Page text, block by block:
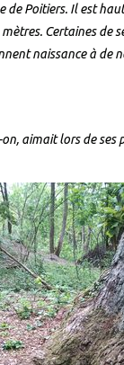
de Poitiers. Il est
Certaines de
naissance à de
on, aimait lors de